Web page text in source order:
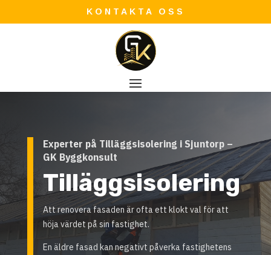
KONTAKTA OSS
Experter på Tilläggsisolering i Sjuntorp –
GK Byggkonsult
Tilläggsisolering
Att renovera fasaden är ofta ett klokt val för att
höja värdet på sin fastighet.
En äldre fasad kan negativt påverka fastighetens